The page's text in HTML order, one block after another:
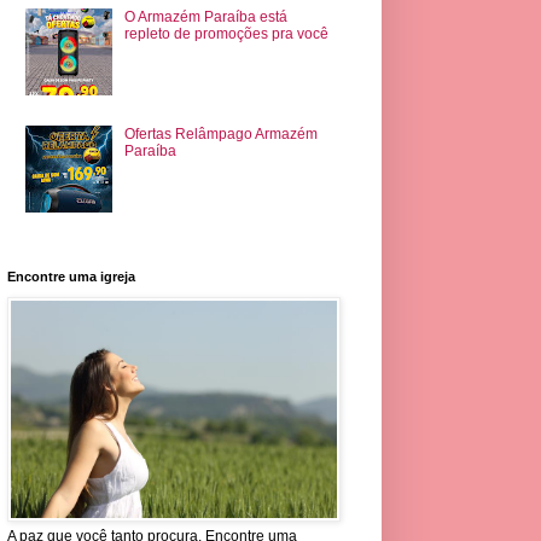
O Armazém Paraíba está
repleto de promoções pra você
Ofertas Relâmpago Armazém
Paraíba
Encontre uma igreja
A paz que você tanto procura. Encontre uma